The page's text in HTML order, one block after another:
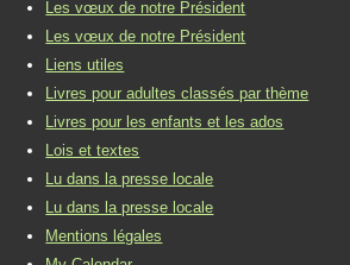
Les vœux de notre Président
Les vœux de notre Président
Liens utiles
Livres pour adultes classés par thème
Livres pour les enfants et les ados
Lois et textes
Lu dans la presse locale
Lu dans la presse locale
Mentions légales